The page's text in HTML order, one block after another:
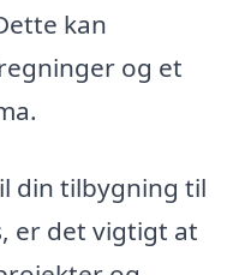
kan
og et
din tilbygning til
er det vigtigt at